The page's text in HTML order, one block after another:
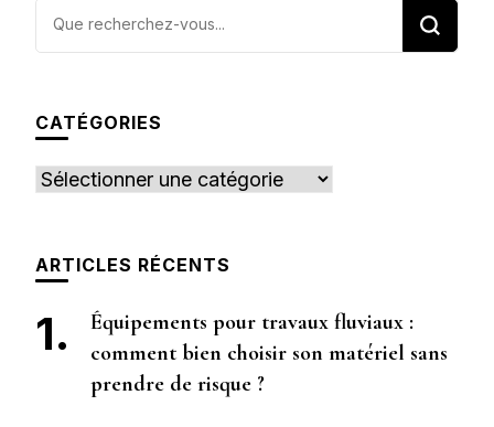
Vous
recherchiez
CATÉGORIES
Catégories
ARTICLES RÉCENTS
Équipements pour travaux fluviaux :
comment bien choisir son matériel sans
prendre de risque ?